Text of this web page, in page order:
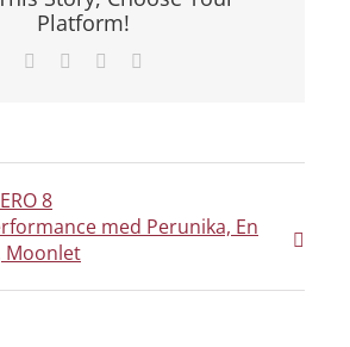
Platform!
Facebook LinkedIn
8
med Perunika, En
Moonlet